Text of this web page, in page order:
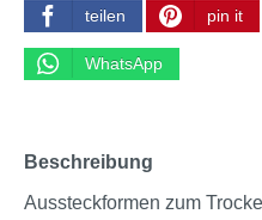
teilen pin it
WhatsApp
Beschreibung
Aussteckformen zum